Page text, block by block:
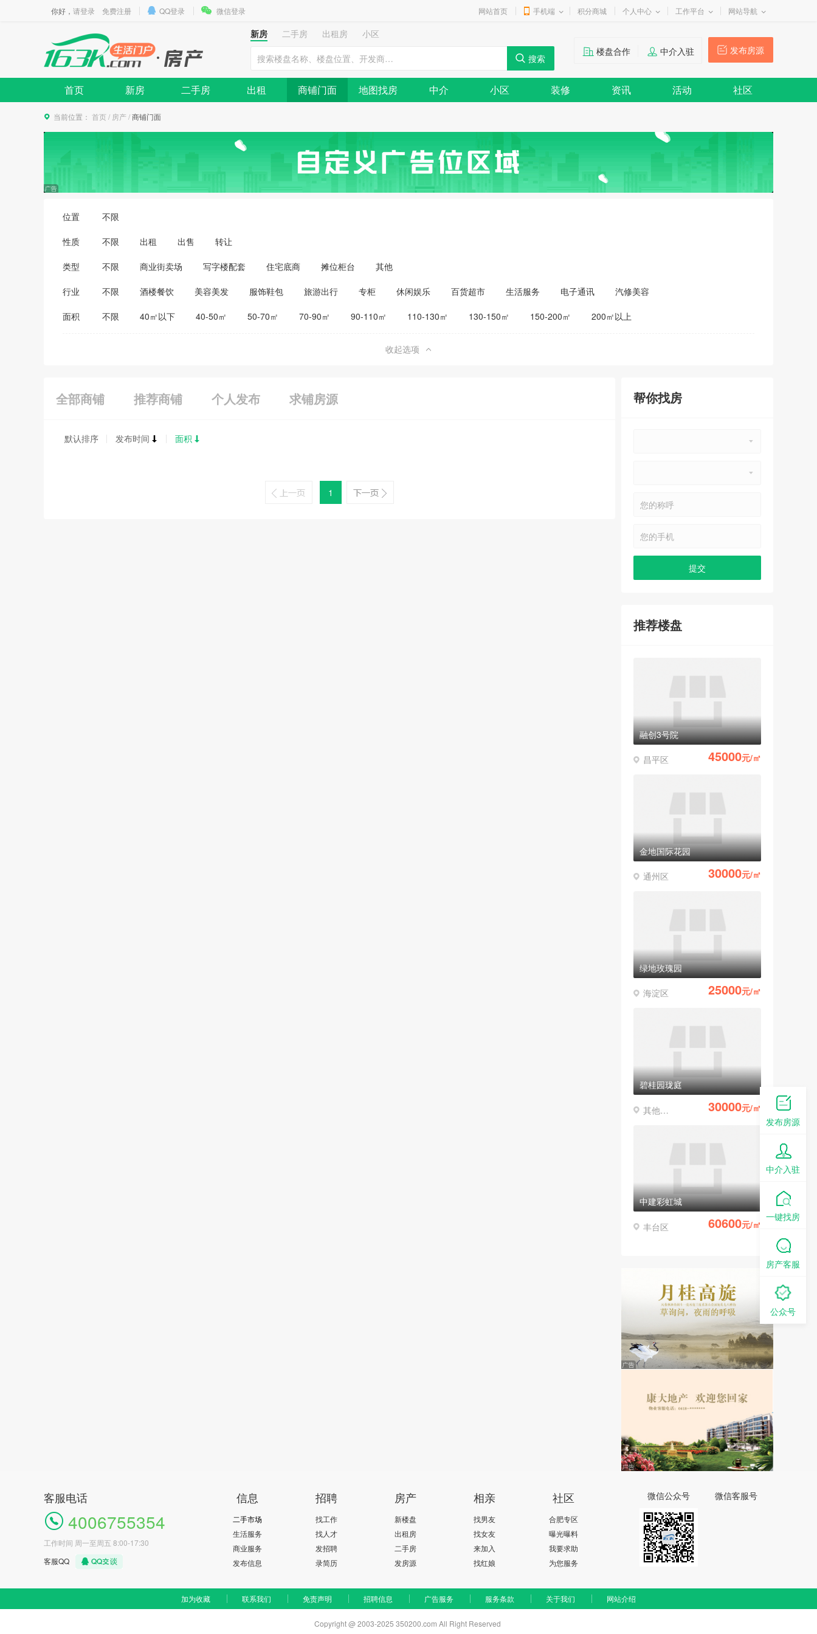
你好， 请登录 免费注册 QQ登录 微信登录 网站首页 手机端 积分商城 个人中心 工作平台 网站导航
新房 二手房 出租房
小区
发布房源
楼盘合作 中介入驻
首页 新房 二手房 出租 商铺门面 地图找房 中介 小区 装修 资讯 活动 社区
当前位置： 首页 / 房产/商铺门面
位置 不限
性质 不限 出租 出售 转让
类型 不限 商业街卖场 写字楼配套 住宅底商 摊位柜台 其他
行业 不限 酒楼餐饮 美容美发 服饰鞋包 旅游出行 专柜 休闲娱乐 百货超市 生活服务 电子通讯
汽修美容
医药保健
家居建材
面积 不限 40㎡以下 40-50㎡ 50-70㎡ 70-90㎡ 90-110㎡ 110-130㎡ 130-150㎡ 150-200㎡ 200㎡以上
收起选项
全部商铺 推荐商铺 个人发布 求铺房源
默认排序 发布时间 面积
1
帮你找房
推荐楼盘
融创3号院
昌平区 45000元/㎡
金地国际花园
通州区 30000元/㎡
绿地玫瑰园
海淀区 25000元/㎡
碧桂园珑庭
其他区县 30000元/㎡
中建彩虹城
丰台区 60600元/㎡
客服电话
4006755354
工作时间 周一至周五 8:00-17:30
客服QQ
信息
二手市场
生活服务
商业服务
发布信息
招聘
找工作
找人才
发招聘
录简历
房产
新楼盘
出租房
二手房
发房源
相亲
找男友
找女友
来加入
找红娘
社区
合肥专区
曝光曝料
我要求助
为您服务
微信公众号 微信客服号
加为收藏 联系我们 免责声明 招聘信息 广告服务 服务条款 关于我们 网站介绍
Copyright @ 2003-2025 350200.com All Right Reserved
发布房源
中介入驻
一键找房
房产客服
公众号